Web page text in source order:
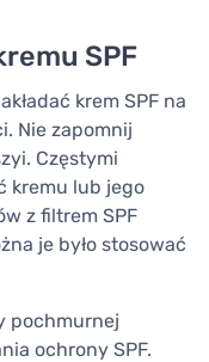
SPF
krem SPF na
Nie zapomnij
Częstymi
kremu lub jego
z filtrem SPF
je było stosować
pochmurnej
ochrony SPF.